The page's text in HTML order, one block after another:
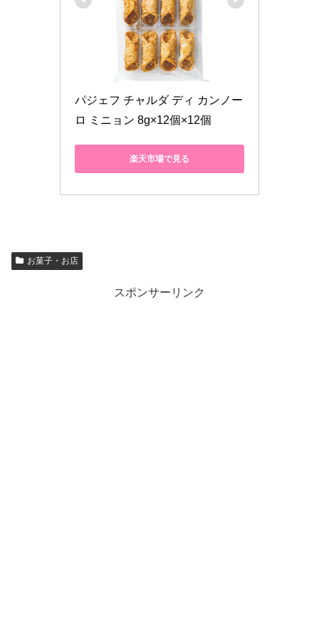
パジェフ チャルダ ディ カンノー
ロ ミニョン 8g×12個×12個
楽天市場で見る
お菓子・お店
スポンサーリンク